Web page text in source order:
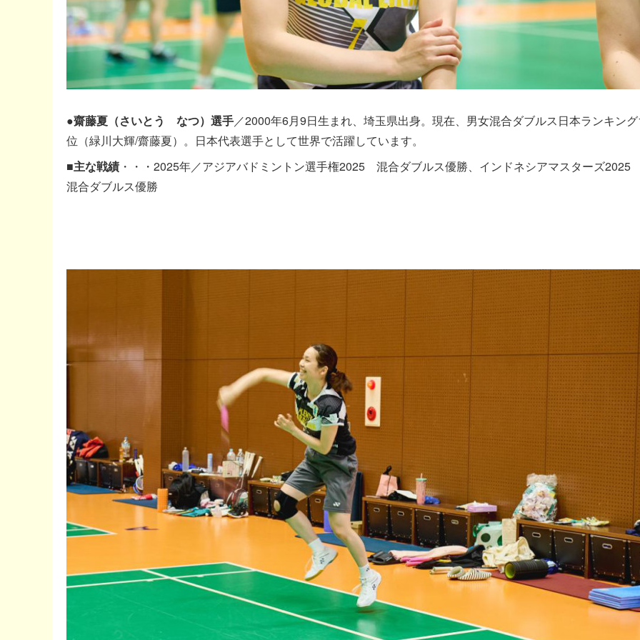
●齋藤夏（さいとう なつ）選手／2000年6月9日生まれ、埼玉県出身。現在、男女混合ダブルス日本ランキン
位（緑川大輝/齋藤夏）。日本代表選手として世界で活躍しています。
■主な戦績 ・・・2025年／アジアバドミントン選手権2025 混合ダブルス優勝、インドネシアマスターズ
混合ダブルス優勝